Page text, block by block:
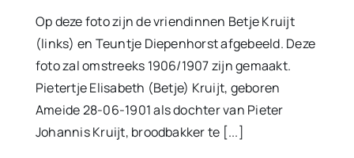
Op deze foto zijn de vriendinnen Betje Kruijt
(links) en Teuntje Diepenhorst afgebeeld. Deze
foto zal omstreeks 1906/1907 zijn gemaakt.
Pietertje Elisabeth (Betje) Kruijt, geboren
Ameide 28-06-1901 als dochter van Pieter
Johannis Kruijt, broodbakker te [...]